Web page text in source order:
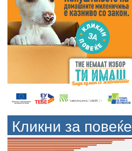
Кликни за повеќе